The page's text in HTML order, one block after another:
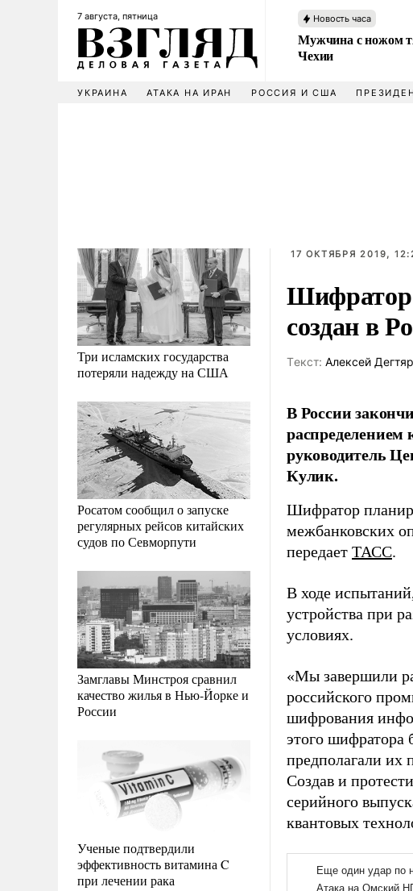
7 августа, пятница Новость часа
Мужчина с ножом
Чехии
УКРАИНА АТАКА НА ИРАН РОССИЯ И США
Три исламских государства
потеряли надежду на США
Росатом сообщил о запуске
регулярных рейсов китайских
судов по Севморпути
Замглавы Минстроя сравнил
качество жилья в Нью-Йорке и
России
Ученые подтвердили
эффективность витамина C
при лечении рака
17 ОКТЯБРЯ 2019,
Шифратор
создан в
Tекст: Алексей
В России
руководитель
Кулик.
Шифратор
межбанковских
передает ТАСС.
В ходе
устройства при
условиях.
«Мы завершили
российского
шифрования
этого шифратора
предполагали их
Создав и
серийного
квантовых